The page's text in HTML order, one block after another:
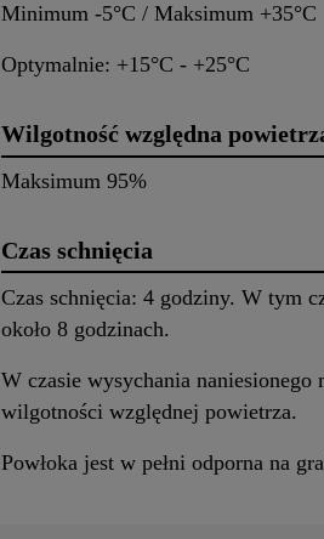
Minimum -5°C / Maksimum +35°C
Optymalnie: +15°C - +25°C
Wilgotność względna
Maksimum 95%
Czas schnięcia
Czas schnięcia: 4 godziny. W tym
około 8 godzinach.
W czasie wysychania naniesionego
wilgotności względnej powietrza.
Powłoka jest w pełni odporna na